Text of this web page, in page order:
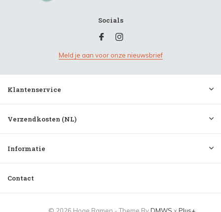
Socials
Meld je aan voor onze nieuwsbrief
Klantenservice
Verzendkosten (NL)
Informatie
Contact